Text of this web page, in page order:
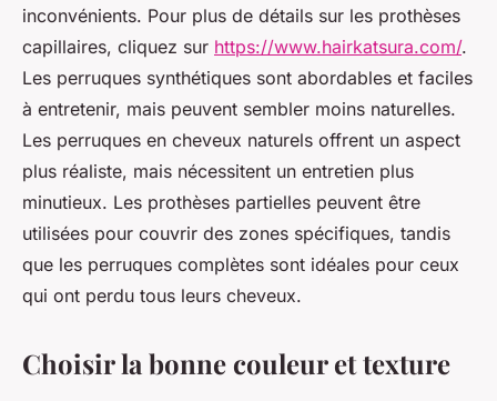
inconvénients. Pour plus de détails sur les prothèses
capillaires, cliquez sur https://www.hairkatsura.com/.
Les perruques synthétiques sont abordables et faciles
à entretenir, mais peuvent sembler moins naturelles.
Les perruques en cheveux naturels offrent un aspect
plus réaliste, mais nécessitent un entretien plus
minutieux. Les prothèses partielles peuvent être
utilisées pour couvrir des zones spécifiques, tandis
que les perruques complètes sont idéales pour ceux
qui ont perdu tous leurs cheveux.
Choisir la bonne couleur et texture